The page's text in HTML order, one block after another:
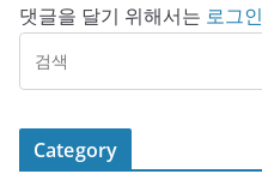
댓글을 달기 위해서는 로그인
Category